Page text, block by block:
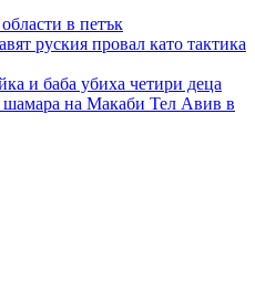
в петък
руския провал като тактика
и баба убиха четири деца
на Макаби Тел Авив в